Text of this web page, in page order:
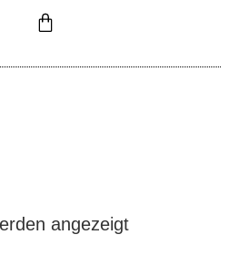
angezeigt